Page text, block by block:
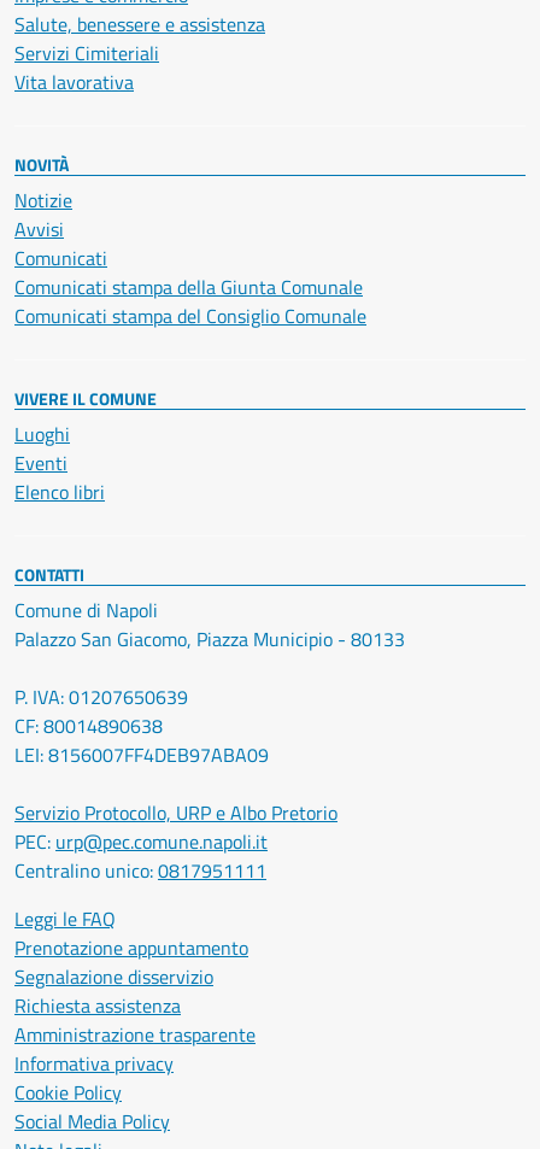
Salute, benessere e assistenza
Servizi Cimiteriali
Vita lavorativa
NOVITÀ
Notizie
Avvisi
Comunicati
Comunicati stampa della Giunta Comunale
Comunicati stampa del Consiglio Comunale
VIVERE IL COMUNE
Luoghi
Eventi
Elenco libri
CONTATTI
Comune di Napoli
Palazzo San Giacomo, Piazza Municipio - 80133
P. IVA: 01207650639
CF: 80014890638
LEI: 8156007FF4DEB97ABA09
Servizio Protocollo, URP e Albo Pretorio
PEC: urp@pec.comune.napoli.it
Centralino unico:0817951111
Leggi le FAQ
Prenotazione appuntamento
Segnalazione disservizio
Richiesta assistenza
Amministrazione trasparente
Informativa privacy
Cookie Policy
Social Media Policy